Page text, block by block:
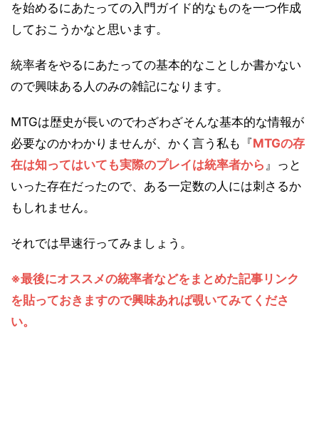
を始めるにあたっての入門ガイド的なものを一つ作成
しておこうかなと思います。
統率者をやるにあたっての基本的なことしか書かない
ので興味ある人のみの雑記になります。
MTGは歴史が長いのでわざわざそんな基本的な情報が
必要なのかわかりませんが、かく言う私も『MTGの存
在は知ってはいても実際のプレイは統率者から 』っと
いった存在だったので、ある一定数の人には刺さるか
もしれません。
それでは早速行ってみましょう。
※最後にオススメの統率者などをまとめた記事リンク
を貼っておきますので興味あれば覗いてみてくださ
い。